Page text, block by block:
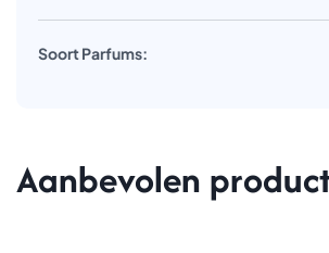
Soort Parfums:
Aanbevolen